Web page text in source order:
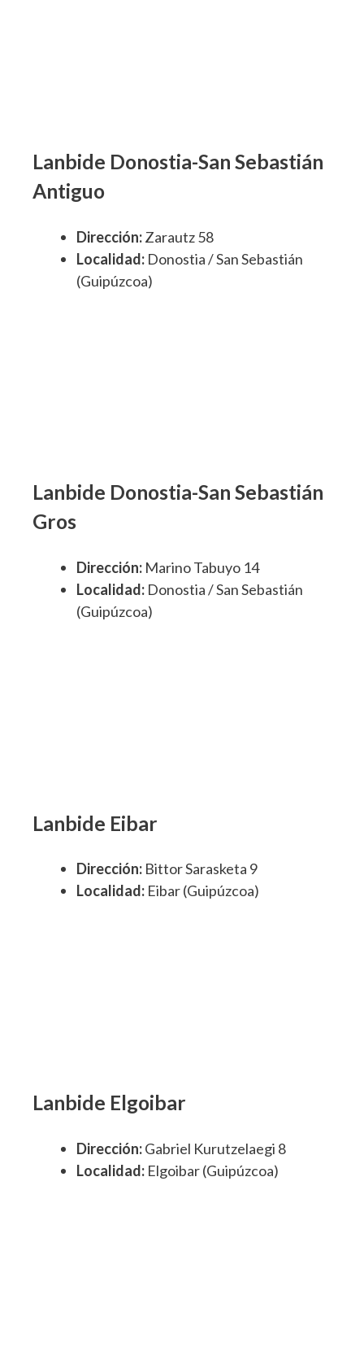
Lanbide Donostia-San Sebastián
Antiguo
Dirección:Zarautz 58
Localidad: Donostia / San Sebastián
(Guipúzcoa)
Lanbide Donostia-San Sebastián
Gros
Dirección: Marino Tabuyo 14
Localidad: Donostia / San Sebastián
(Guipúzcoa)
Lanbide Eibar
Dirección: Bittor Sarasketa 9
Localidad: Eibar (Guipúzcoa)
Lanbide Elgoibar
Dirección:Gabriel Kurutzelaegi 8
Localidad: Elgoibar (Guipúzcoa)